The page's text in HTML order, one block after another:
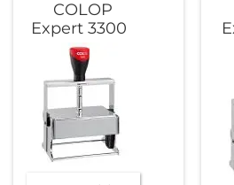
COLOP
Expert 3300